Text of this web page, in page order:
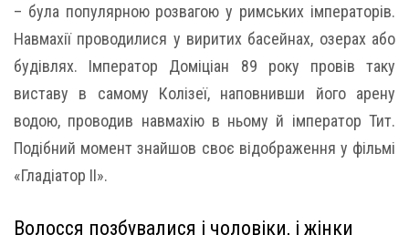
– була популярною розвагою у римських імператорів.
Навмахії проводилися у виритих басейнах, озерах або
будівлях. Імператор Доміціан 89 року провів таку
виставу в самому Колізеї, наповнивши його арену
водою, проводив навмахію в ньому й імператор Тит.
Подібний момент знайшов своє відображення у фільмі
«Гладіатор II».
Волосся позбувалися і чоловіки, і жінки